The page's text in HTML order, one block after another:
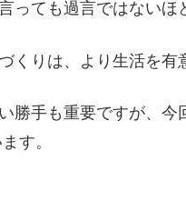
っても過言ではないほ
くりは、より生活を有
勝手も重要ですが、
す。